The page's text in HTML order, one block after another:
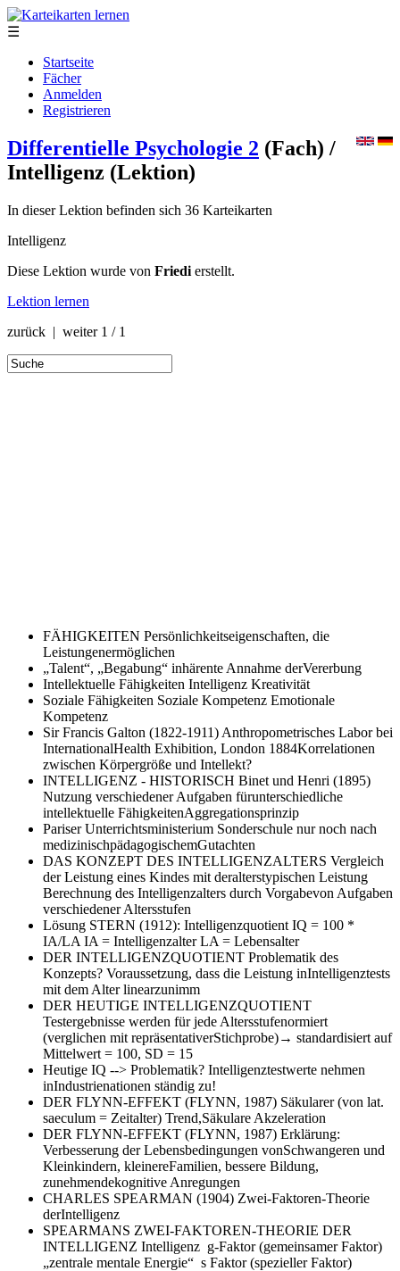
☰
Startseite
Fächer
Anmelden
Registrieren
Differentielle Psychologie 2 (Fach) /
Intelligenz (Lektion)
In dieser Lektion befinden sich 36 Karteikarten
Intelligenz
Diese Lektion wurde von Friedi erstellt.
Lektion lernen
zurück | weiter 1 / 1
FÄHIGKEITEN Persönlichkeitseigenschaften, die
Leistungenermöglichen
„Talent“, „Begabung“ inhärente Annahme derVererbung
Intellektuelle Fähigkeiten Intelligenz Kreativität
Soziale Fähigkeiten Soziale Kompetenz Emotionale
Kompetenz
Sir Francis Galton (1822-1911) Anthropometrisches Labor bei
InternationalHealth Exhibition, London 1884Korrelationen
zwischen Körpergröße und Intellekt?
INTELLIGENZ - HISTORISCH Binet und Henri (1895)
Nutzung verschiedener Aufgaben fürunterschiedliche
intellektuelle FähigkeitenAggregationsprinzip
Pariser Unterrichtsministerium Sonderschule nur noch nach
medizinischpädagogischemGutachten
DAS KONZEPT DES INTELLIGENZALTERS Vergleich
der Leistung eines Kindes mit deralterstypischen Leistung
Berechnung des Intelligenzalters durch Vorgabevon Aufgaben
verschiedener Altersstufen
Lösung STERN (1912): Intelligenzquotient IQ = 100 *
IA/LA IA = Intelligenzalter LA = Lebensalter
DER INTELLIGENZQUOTIENT Problematik des
Konzepts? Voraussetzung, dass die Leistung inIntelligenztests
mit dem Alter linearzunimm
DER HEUTIGE INTELLIGENZQUOTIENT
Testergebnisse werden für jede Altersstufenormiert
(verglichen mit repräsentativerStichprobe)→ standardisiert auf
Mittelwert = 100, SD = 15
Heutige IQ --> Problematik? Intelligenztestwerte nehmen
inIndustrienationen ständig zu!
DER FLYNN-EFFEKT (FLYNN, 1987) Säkularer (von lat.
saeculum = Zeitalter) Trend,Säkulare Akzeleration
DER FLYNN-EFFEKT (FLYNN, 1987) Erklärung:
Verbesserung der Lebensbedingungen vonSchwangeren und
Kleinkindern, kleinereFamilien, bessere Bildung,
zunehmendekognitive Anregungen
CHARLES SPEARMAN (1904) Zwei-Faktoren-Theorie
derIntelligenz
SPEARMANS ZWEI-FAKTOREN-THEORIE DER
INTELLIGENZ Intelligenz g-Faktor (gemeinsamer Faktor)
„zentrale mentale Energie“ s Faktor (spezieller Faktor)